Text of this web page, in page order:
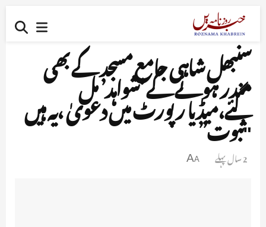
سنبھل شاہی جامع مسجد کے بھی
مندر ہونے کے ‘شواہد’ مل
گئے،میڈیا رپورٹ میں دعویٰ ،یہ ہیں
"ثبوت”
2 سال پہلے A
A